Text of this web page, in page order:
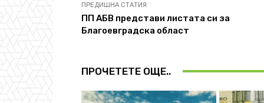
ПРЕДИШНА СТАТИЯ
ПП АБВ представи листата си за
Благоевградска област
ПРОЧЕТЕТЕ ОЩЕ..